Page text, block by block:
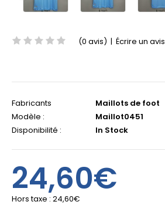
(0 avis) | Écrire un avis
Fabricants
Maillots de foot
Modèle :
Maillot0451
Disponibilité :
In Stock
24,60€
Hors taxe : 24,60€